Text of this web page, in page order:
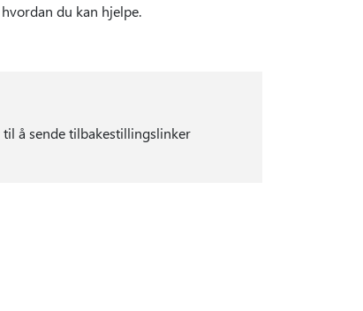
du kan hjelpe.
å sende tilbakestillingslinker